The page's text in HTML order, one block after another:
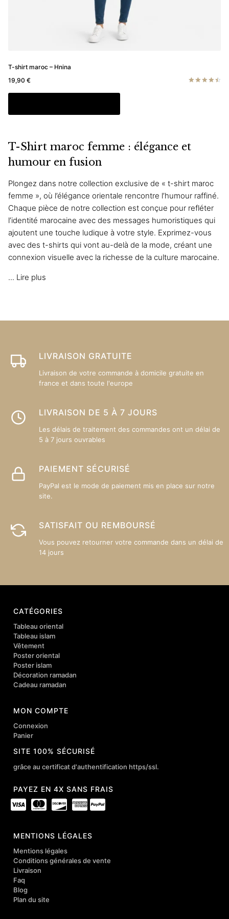
T-shirt maroc – Hnina
19,90 €
variations.
peuvent
être
choisies
sur
la
page
du
T-Shirt maroc femme : élégance et
humour en fusion
Plongez dans notre collection exclusive de « t-shirt maroc
femme », où l’élégance orientale rencontre l’humour raffiné.
Chaque pièce de notre collection est conçue pour refléter
l’identité marocaine avec des messages humoristiques qui
ajoutent une touche ludique à votre style. Exprimez-vous
avec des t-shirts qui vont au-delà de la mode, créant une
connexion visuelle avec la richesse de la culture marocaine.
... Lire plus
LIVRAISON GRATUITE
Livraison de votre commande à domicile gratuite en
france et dans toute l'europe
LIVRAISON DE 5 À 7 JOURS
Les délais de traitement des commandes ont un délai de
5 à 7 jours ouvrables
PAIEMENT SÉCURISÉ
PayPal est le mode de paiement mis en place sur notre
site.
SATISFAIT OU REMBOURSÉ
Vous pouvez retourner votre commande dans un délai de
14 jours
CATÉGORIES
Tableau oriental
Tableau islam
Vêtement
Poster oriental
Poster islam
Décoration ramadan
Cadeau ramadan
MON COMPTE
Connexion
Panier
SITE 100% SÉCURISÉ
grâce au certificat d'authentification https/ssl.
PAYEZ EN 4X SANS FRAIS
MENTIONS LÉGALES
Mentions légales
Conditions générales de vente
Livraison
Faq
Blog
Plan du site